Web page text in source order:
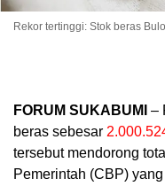
Rekor tertinggi: Stok beras
FORUM SUKABUMI –
beras sebesar
tersebut mendorong
Pemerintah (CBP)